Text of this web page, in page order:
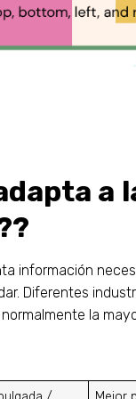
a
información
Diferentes
la